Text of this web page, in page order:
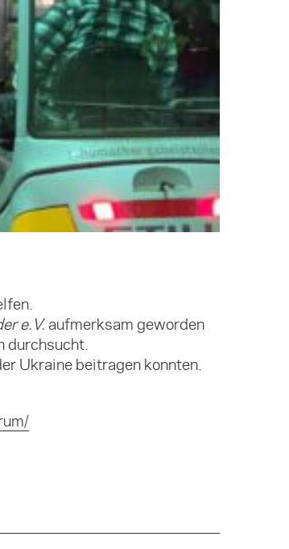
e.V. aufmerksam geworden
durchsucht.
Ukraine beitragen konnten.